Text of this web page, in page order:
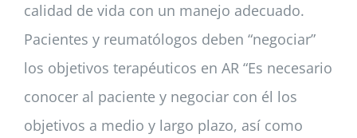
calidad de vida con un manejo adecuado.
Pacientes y reumatólogos deben “negociar”
los objetivos terapéuticos en AR “Es necesario
conocer al paciente y negociar con él los
objetivos a medio y largo plazo, así como